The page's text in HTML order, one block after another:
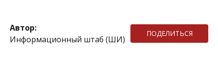
Автор:
Информационный штаб (ШИ)
ПОДЕЛИТЬСЯ